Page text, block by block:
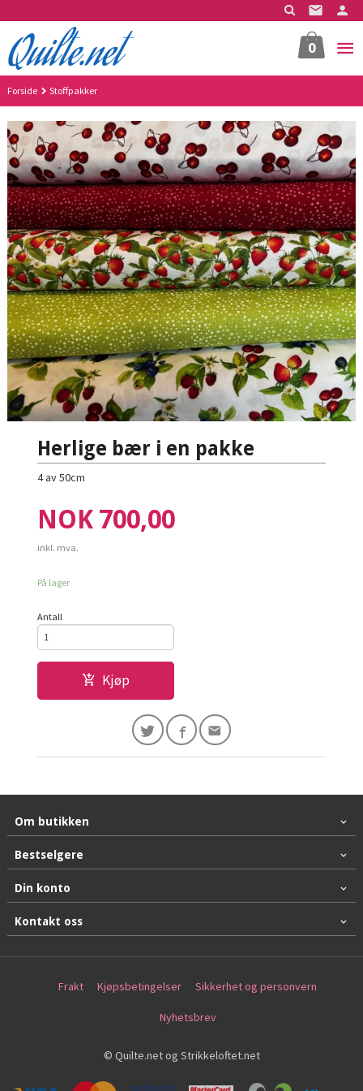
til
innholdet
0
Forside Stoffpakker
Herlige bær i en pakke
4 av 50cm
Pris
NOK 700,00
inkl. mva.
På lager
Antall
Kjøp
Om butikken
Bestselgere
Din konto
Kontakt oss
Frakt Kjøpsbetingelser Sikkerhet og personvern
Nyhetsbrev
© Quilte.net og Strikkeloftet.net